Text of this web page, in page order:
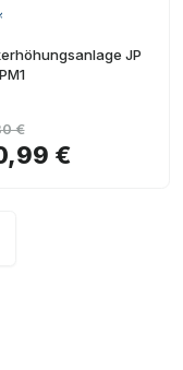
JP
€
€